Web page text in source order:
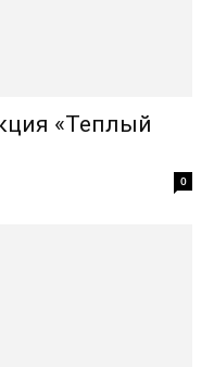
«Теплый
0